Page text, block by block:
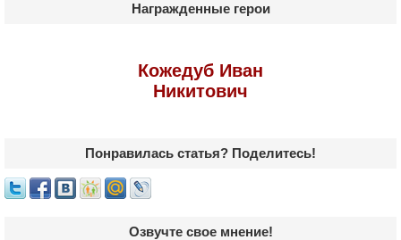
Награжденные герои
Кожедуб Иван
Никитович
Понравилась статья? Поделитесь!
Озвучте свое мнение!